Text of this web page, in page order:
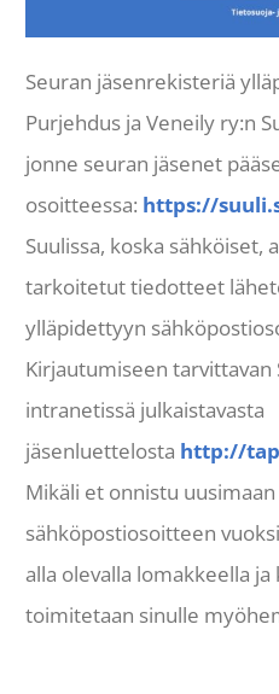
Seuran jäsenrekisteriä
Purjehdus ja Veneily ry:n
jonne seuran jäsenet
osoitteessa: https://
Suulissa, koska sähköiset,
tarkoitetut tiedotteet
ylläpidettyyn
Kirjautumiseen tarvittavan
intranetissä julkaistavasta
jäsenluettelosta http://
Mikäli et onnistu
sähköpostiosoitteen
alla olevalla lomakkeella
toimitetaan sinulle